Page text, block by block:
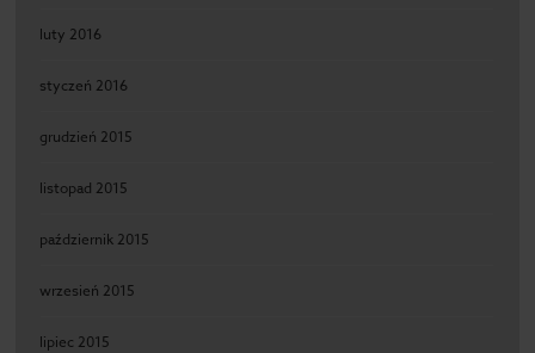
luty 2016
styczeń 2016
grudzień 2015
listopad 2015
październik 2015
wrzesień 2015
lipiec 2015